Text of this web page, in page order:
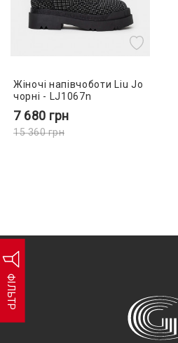
ФІЛЬТР
Жіночі напівчоботи Liu Jo
чорні - LJ1067n
7 680 грн
15 360грн